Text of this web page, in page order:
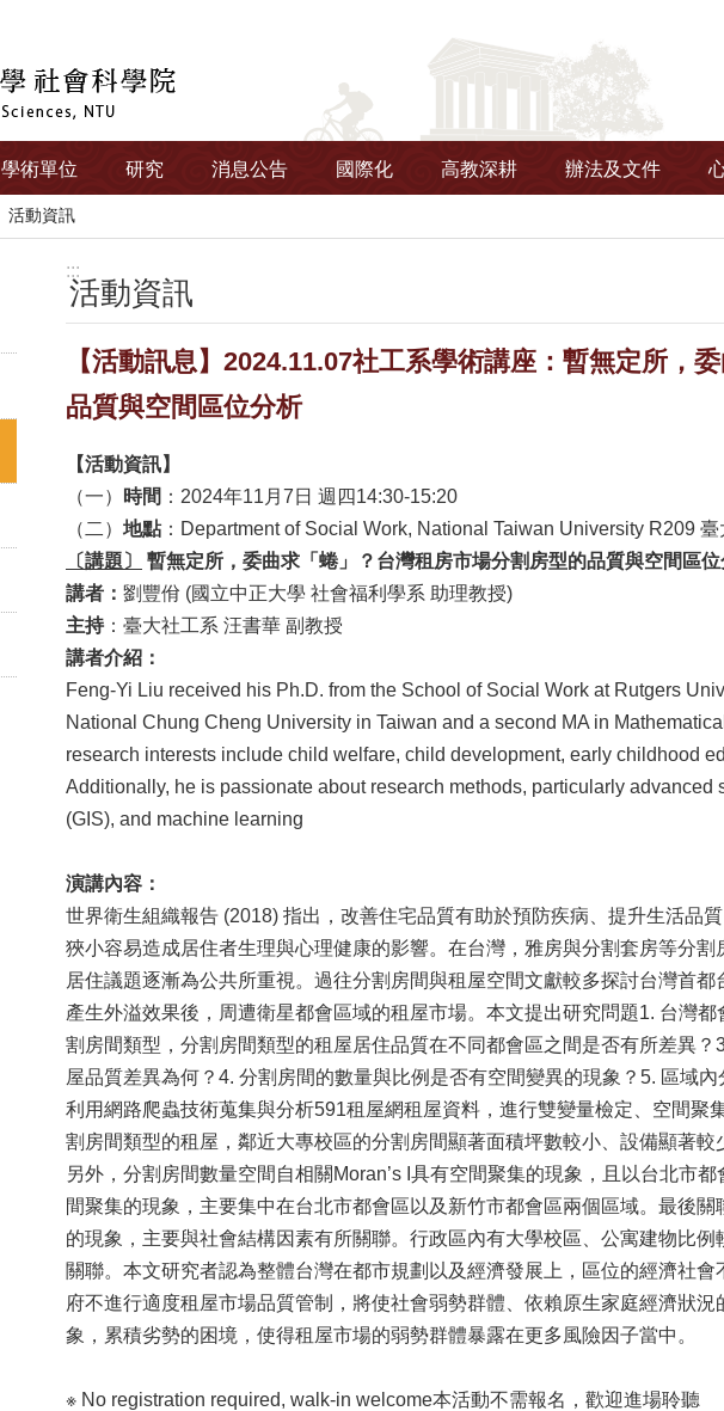
學術單位 研究 消息公告 國際化 高教深耕 辦法及文件
活動資訊
:::
活動資訊
【活動訊息】2024.11.07社工系學術講座：暫無定所，
品質與空間區位分析
【活動資訊】
（一）
時間 ：2024年11月7日 週四14:30-15:20
（二） 地點 ：Department of Social Work, National Taiwan University R209
〔講題 〕
暫無定所，委曲求「蜷」？台灣租房市場分割房型的品質與空間區
講者： 劉豐佾 (國立中正大學 社會福利學系 助理教授)
主持：臺大社工系 汪書華 副教授
講者介紹：
Feng-Yi Liu received his Ph.D. from the School of Social Work at Rutgers
National Chung Cheng University in Taiwan and a second MA in
research interests include child welfare, child development, early childhood
Additionally, he is passionate about research methods, particularly
(GIS), and machine learning
演講內容：
世界衛生組織報告 (2018) 指出，改善住宅品質有助於預防疾病、提升生活品
狹小容易造成居住者生理與心理健康的影響。在台灣，雅房與分割套房等分
居住議題逐漸為公共所重視。過往分割房間與租屋空間文獻較多探討台灣首
產生外溢效果後，周遭衛星都會區域的租屋市場。本文提出研究問題1. 台灣
割房間類型，分割房間類型的租屋居住品質在不同都會區之間是否有所差異
屋品質差異為何？4. 分割房間的數量與比例是否有空間變異的現象？5. 區域
利用網路爬蟲技術蒐集與分析591租屋網租屋資料，進行雙變量檢定、空間聚
割房間類型的租屋，鄰近大專校區的分割房間顯著面積坪數較小、設備顯著較
另外，分割房間數量空間自相關Moran’s I具有空間聚集的現象，且以台北市
間聚集的現象，主要集中在台北市都會區以及新竹市都會區兩個區域。最後
的現象，主要與社會結構因素有所關聯。行政區內有大學校區、公寓建物比
關聯。本文研究者認為整體台灣在都市規劃以及經濟發展上，區位的經濟社
府不進行適度租屋市場品質管制，將使社會弱勢群體、依賴原生家庭經濟狀
象，累積劣勢的困境，使得租屋市場的弱勢群體暴露在更多風險因子當中。
※ No registration required, walk-in welcome本活動不需報名，歡迎進場聆聽